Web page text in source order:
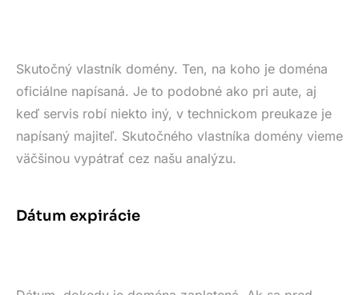
Skutočný vlastník domény. Ten, na koho je doména
oficiálne napísaná. Je to podobné ako pri aute, aj
keď servis robí niekto iný, v technickom preukaze je
napísaný majiteľ. Skutočného vlastníka domény vieme
väčšinou vypátrať cez našu analýzu.
Dátum expirácie